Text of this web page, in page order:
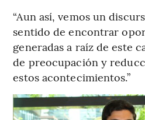
“Aun así, vemos un
sentido de encontrar
generadas a raíz de este
de preocupación y
estos acontecimientos.”